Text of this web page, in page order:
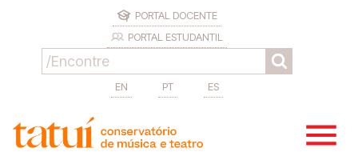
PORTAL DOCENTE
PORTAL ESTUDANTIL
EN PT ES